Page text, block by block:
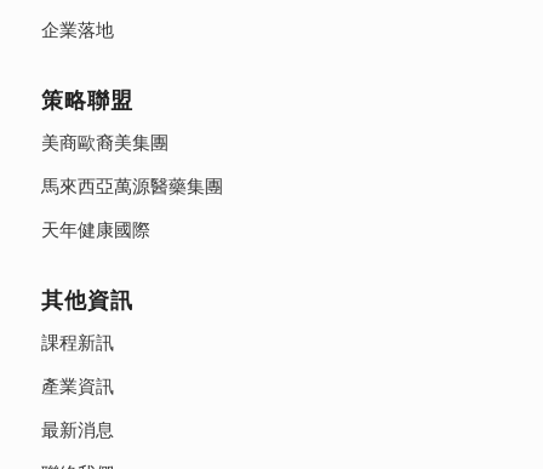
企業落地
策略聯盟
美商歐裔美集團
馬來西亞萬源醫藥集團
天年健康國際
其他資訊
課程新訊
產業資訊
最新消息